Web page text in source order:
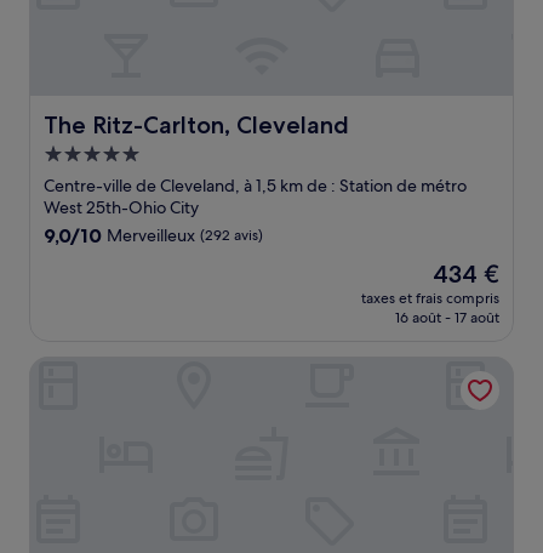
The Ritz-Carlton, Cleveland
The Ritz-Carlton, Cleveland
Hébergement
5.0 étoiles
Centre-ville de Cleveland, à 1,5 km de : Station de métro
West 25th-Ohio City
9.0
9,0/10 Merveilleux (292 avis)
Le
nouveau
prix
de
434 €
434 €
taxes et frais compris
16 août - 17 août